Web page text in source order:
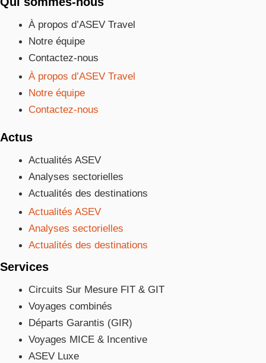
À propos d’ASEV Travel
Notre équipe
Contactez-nous
À propos d’ASEV Travel
Notre équipe
Contactez-nous
Actus
Actualités ASEV
Analyses sectorielles
Actualités des destinations
Actualités ASEV
Analyses sectorielles
Actualités des destinations
Services
Circuits Sur Mesure FIT & GIT
Voyages combinés
Départs Garantis (GIR)
Voyages MICE & Incentive
ASEV Luxe